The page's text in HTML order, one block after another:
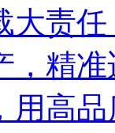
大责
，精
用高